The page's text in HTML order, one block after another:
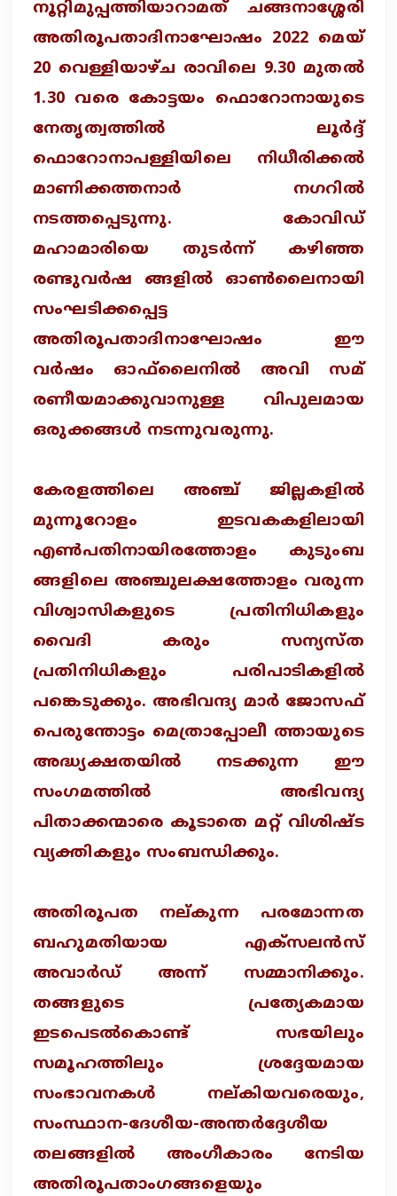
നൂറ്റിമുപ്പത്തിയാറാമത് ചങ്ങനാശ്ശേരി
അതിരൂപതാദിനാഘോഷം 2022 മെയ്
20 വെള്ളിയാഴ്ച രാവിലെ 9.30 മുതല്‍
1.30 വരെ കോട്ടയം ഫൊറോനായുടെ
നേതൃത്വത്തില്‍ ലൂര്‍ദ്ദ്
ഫൊറോനാപള്ളിയിലെ നിധീരിക്കല്‍
മാണിക്കത്തനാര്‍ നഗറില്‍
നടത്തപ്പെടുന്നു. കോവിഡ്
മഹാമാരിയെ തുടര്‍ന്ന് കഴിഞ്ഞ
രണ്ടുവര്‍ഷ ങ്ങളില്‍ ഓണ്‍ലൈനായി
സംഘടിക്കപ്പെട്ട
അതിരൂപതാദിനാഘോഷം ഈ
വര്‍ഷം ഓഫ്‌ലൈനില്‍ അവി സമ്
രണീയമാക്കുവാനുള്ള വിപുലമായ
ഒരുക്കങ്ങള്‍ നടന്നുവരുന്നു.
കേരളത്തിലെ അഞ്ച് ജില്ലകളില്‍
മുന്നൂറോളം ഇടവകകളിലായി
എണ്‍പതിനായിരത്തോളം കുടുംബ
ങ്ങളിലെ അഞ്ചുലക്ഷത്തോളം വരുന്ന
വിശ്വാസികളുടെ പ്രതിനിധികളും
വൈദി കരും സന്യസ്‌ത
പ്രതിനിധികളും പരിപാടികളില്‍
പങ്കെടുക്കും. അഭിവന്ദ്യ മാര്‍ ജോസഫ്
പെരുന്തോട്ടം മെത്രാപ്പോലീ ത്തായുടെ
അദ്ധ്യക്ഷതയില്‍ നടക്കുന്ന ഈ
സംഗമത്തില്‍ അഭിവന്ദ്യ
പിതാക്കന്മാരെ കൂടാതെ മറ്റ് വിശിഷ്ട
വ്യക്തികളും സംബന്ധിക്കും.
അതിരൂപത നല്കുന്ന പരമോന്നത
ബഹുമതിയായ എക്‌സലന്‍സ്
അവാര്‍ഡ് അന്ന് സമ്മാനിക്കും.
തങ്ങളുടെ പ്രത്യേകമായ
ഇടപെടല്‍കൊണ്ട് സഭയിലും
സമൂഹത്തിലും ശ്രദ്ദേയമായ
സംഭാവനകള്‍ നല്കിയവരെയും,
സംസ്ഥാന-ദേശീയ-അന്തര്‍ദ്ദേശീയ
തലങ്ങളില്‍ അംഗീകാരം നേടിയ
അതിരൂപതാംഗങ്ങളെയും